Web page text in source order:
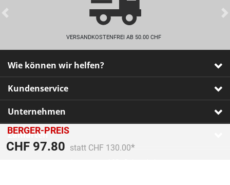
BERGER-PREIS
CHF 97.80 Preis reduziert von
statt CHF 130.00
An
VERSANDKOSTENFREI AB 50.00 CHF
Previous
Wie können wir helfen?
Kundenservice
Unternehmen
Zahlarten